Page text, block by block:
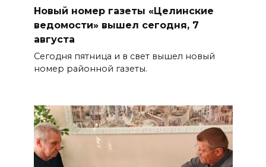
Новый номер газеты «Целинские
ведомости» вышел сегодня, 7
августа
Сегодня пятница и в свет вышел новый
номер районной газеты.